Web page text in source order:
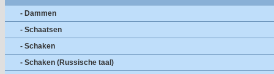
- Dammen
- Schaatsen
- Schaken
- Schaken (Russische taal)